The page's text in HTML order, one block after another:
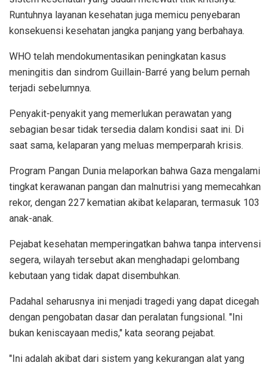
Runtuhnya layanan kesehatan juga memicu penyebaran
konsekuensi kesehatan jangka panjang yang berbahaya.
WHO telah mendokumentasikan peningkatan kasus
meningitis dan sindrom Guillain-Barré yang belum pernah
terjadi sebelumnya.
Penyakit-penyakit yang memerlukan perawatan yang
sebagian besar tidak tersedia dalam kondisi saat ini. Di
saat sama, kelaparan yang meluas memperparah krisis.
Program Pangan Dunia melaporkan bahwa Gaza mengalami
tingkat kerawanan pangan dan malnutrisi yang memecahkan
rekor, dengan 227 kematian akibat kelaparan, termasuk 103
anak-anak.
Pejabat kesehatan memperingatkan bahwa tanpa intervensi
segera, wilayah tersebut akan menghadapi gelombang
kebutaan yang tidak dapat disembuhkan.
Padahal seharusnya ini menjadi tragedi yang dapat dicegah
dengan pengobatan dasar dan peralatan fungsional. "Ini
bukan keniscayaan medis," kata seorang pejabat.
"Ini adalah akibat dari sistem yang kekurangan alat yang